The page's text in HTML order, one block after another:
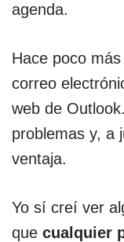
agenda.
Hace poco
correo
web de
problemas y, a
ventaja.
Yo sí creí ver
que cualquier